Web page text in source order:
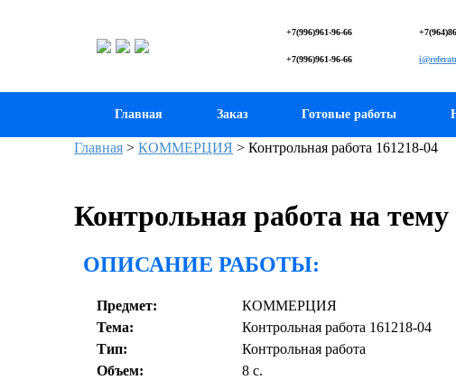
+7(996)961-96-66
+7(996)961-96-66
Главная Заказ Готовые работы
Главная > КОММЕРЦИЯ > Контрольная работа 161218-04
Контрольная работа на
ОПИСАНИЕ РАБОТЫ:
Предмет:
КОММЕРЦИЯ
Тема:
Контрольная работа 161218-04
Тип:
Контрольная работа
Объем:
8 с.